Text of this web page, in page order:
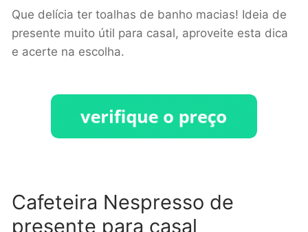
Que delícia ter toalhas de banho macias! Ideia de
presente muito útil para casal, aproveite esta dica
e acerte na escolha.
Cafeteira Nespresso de
presente para casal